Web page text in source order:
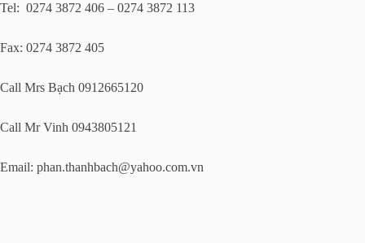
Tel: 0274 3872 406 – 0274 3872 113
Fax: 0274 3872 405
Call Mrs Bạch 0912665120
Call Mr Vinh 0943805121
Email: phan.thanhbach@yahoo.com.vn